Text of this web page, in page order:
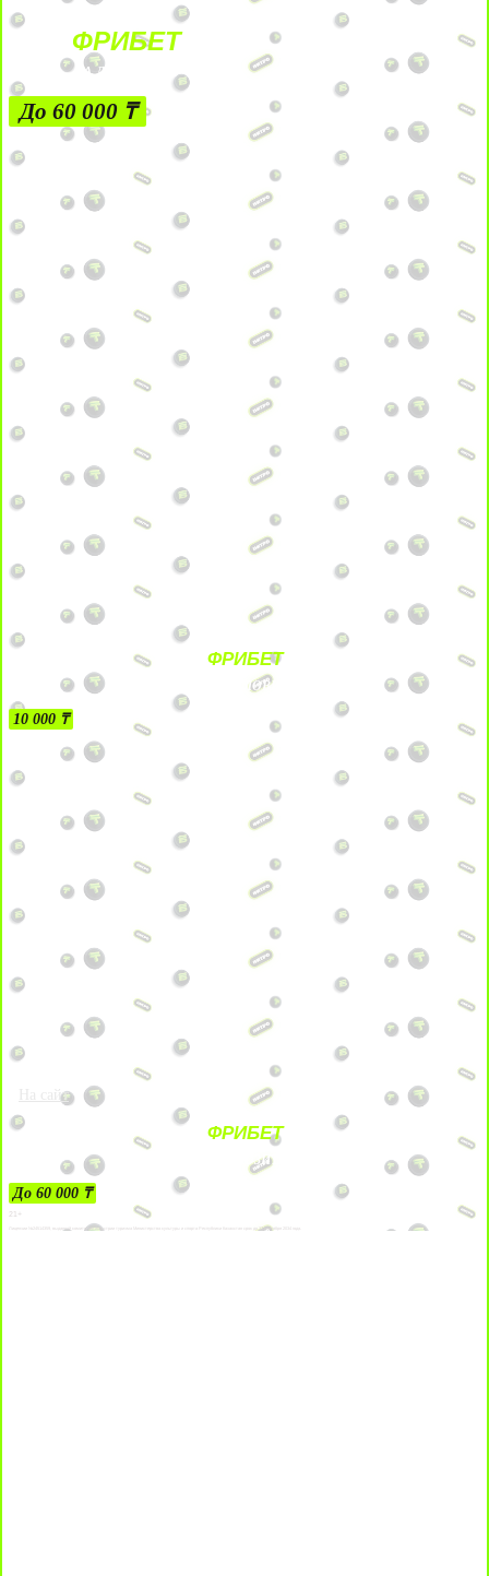
ФРИБЕТ
ЗА ДЕПОЗИТЫ
До 60 000 ₸
ФРИБЕТ
БЕЗ УСЛОВИЙ
10 000 ₸
На сайт
ФРИБЕТ
ЗА ДЕПОЗИТЫ
До 60 000 ₸
21+
Лицензии №24514359, выданной комитетом индустрии туризма Министерства культуры и спорта Республики Казахстан срок до 27 сентября 2034 года.